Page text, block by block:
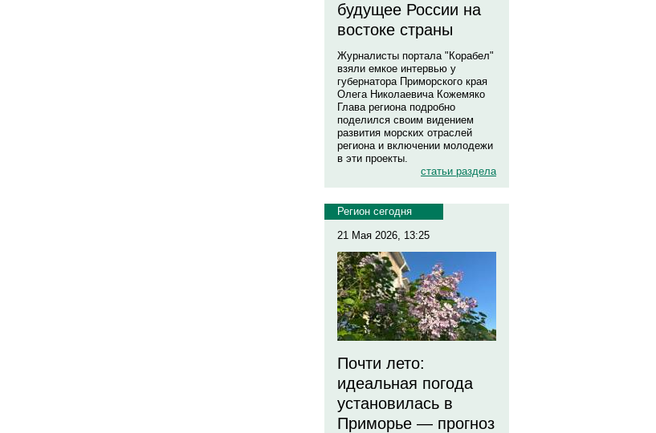
будущее России на
востоке страны
Журналисты портала "Корабел"
взяли емкое интервью у
губернатора Приморского края
Олега Николаевича Кожемяко
Глава региона подробно
поделился своим видением
развития морских отраслей
региона и включении молодежи
в эти проекты.
статьи раздела
Регион сегодня
21 Мая 2026, 13:25
Почти лето:
идеальная погода
установилась в
Приморье — прогноз